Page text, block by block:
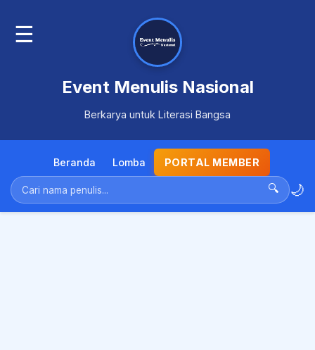
☰
Event Menulis Nasional
Berkarya untuk Literasi Bangsa
Beranda Lomba PORTAL MEMBER
🔍 🌙